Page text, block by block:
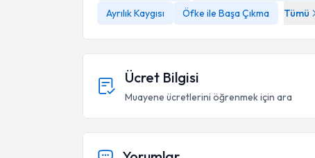
Ayrılık Kaygısı
Öfke ile Başa Çıkma Tümü
Ücret Bilgisi
Muayene ücretlerini öğrenmek için ara